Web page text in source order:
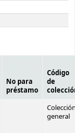
No para
préstamo
Código
de
general